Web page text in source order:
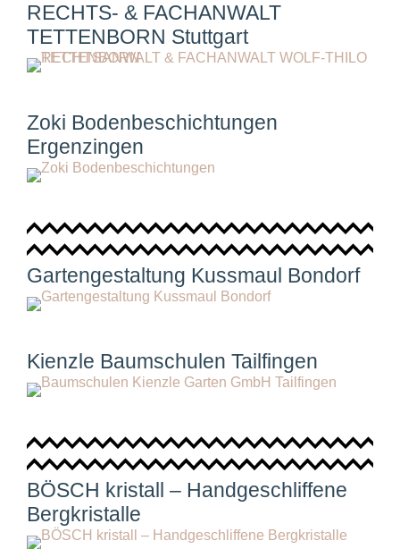
RECHTS- & FACHANWALT
TETTENBORN Stuttgart
Zoki Bodenbeschichtungen
Ergenzingen
Gartengestaltung Kussmaul Bondorf
Kienzle Baumschulen Tailfingen
BÖSCH kristall – Handgeschliffene
Bergkristalle